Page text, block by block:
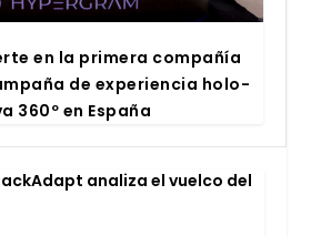
en la pri­me­ra com­pa­ñía
de expe­rien­cia holo­
360º en Espa­ña
ana­li­za el vuel­co del